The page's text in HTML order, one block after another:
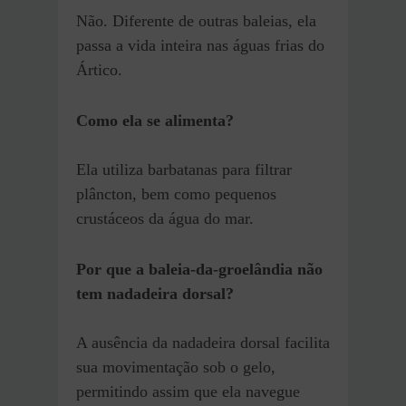
Não. Diferente de outras baleias, ela
passa a vida inteira nas águas frias do
Ártico.
Como ela se alimenta?
Ela utiliza barbatanas para filtrar
plâncton, bem como pequenos
crustáceos da água do mar.
Por que a baleia-da-groelândia não
tem nadadeira dorsal?
A ausência da nadadeira dorsal facilita
sua movimentação sob o gelo,
permitindo assim que ela navegue